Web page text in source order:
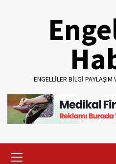
ENGELLILER BILGI PAYLAŞIM
Menu